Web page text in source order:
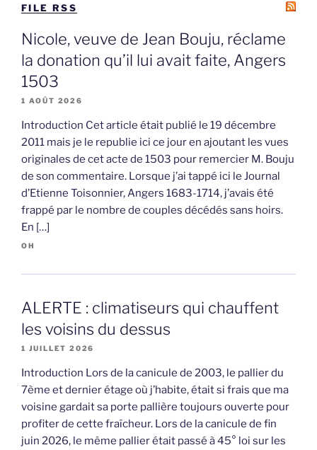
FILE RSS
Nicole, veuve de Jean Bouju, réclame
la donation qu’il lui avait faite, Angers
1503
1 AOÛT 2026
Introduction Cet article était publié le 19 décembre
2011 mais je le republie ici ce jour en ajoutant les vues
originales de cet acte de 1503 pour remercier M. Bouju
de son commentaire. Lorsque j’ai tappé ici le Journal
d’Etienne Toisonnier, Angers 1683-1714, j’avais été
frappé par le nombre de couples décédés sans hoirs.
En […]
OH
ALERTE : climatiseurs qui chauffent
les voisins du dessus
1 JUILLET 2026
Introduction Lors de la canicule de 2003, le pallier du
7ème et dernier étage où j’habite, était si frais que ma
voisine gardait sa porte pallière toujours ouverte pour
profiter de cette fraîcheur. Lors de la canicule de fin
juin 2026, le même pallier était passé à 45° loi sur les